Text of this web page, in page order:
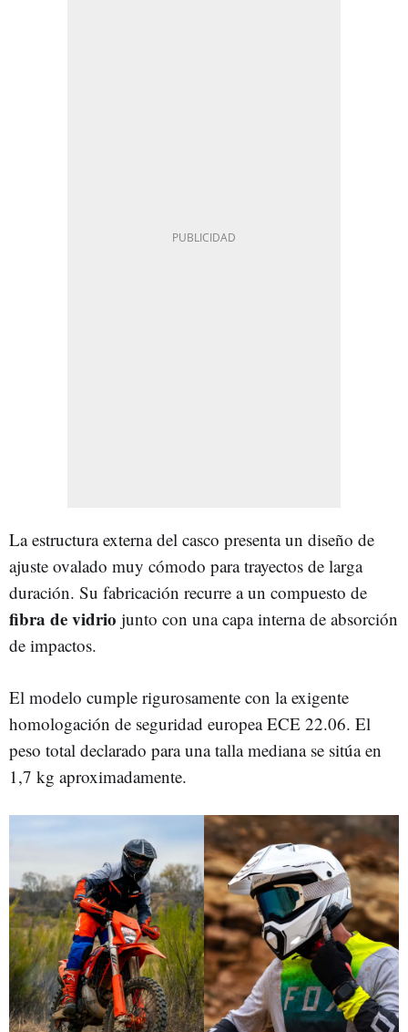
La estructura externa del casco presenta un diseño de
ajuste ovalado muy cómodo para trayectos de larga
duración. Su fabricación recurre a un compuesto de
fibra de vidrio junto con una capa interna de absorción
de impactos.
El modelo cumple rigurosamente con la exigente
homologación de seguridad europea ECE 22.06. El
peso total declarado para una talla mediana se sitúa en
1,7 kg aproximadamente.